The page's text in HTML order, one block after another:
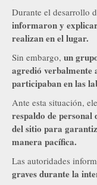
Durante el desarrollo
informaron y
realizan en el lugar.
Sin embargo, un
agredió verbalmente
participaban en las
Ante esta situación,
respaldo de
del sitio para
manera pacífica.
Las autoridades
graves durante la